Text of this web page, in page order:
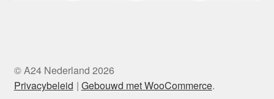
© A24 Nederland 2026
Privacybeleid
Gebouwd met WooCommerce.